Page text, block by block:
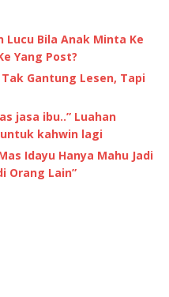
Lucu Bila Anak Minta Ke
Yang Post?
Tak Gantung Lesen, Tapi
jasa ibu..” Luahan
kahwin lagi
Idayu Hanya Mahu Jadi
Orang Lain”